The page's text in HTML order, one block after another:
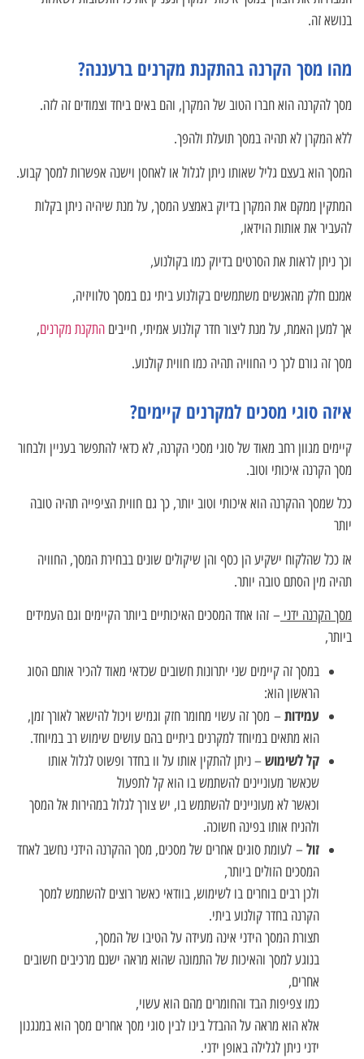
בנושא זה.
מהו מסך הקרנה בהתקנת מקרנים ברעננה?
מסך להקרנה הוא חברו הטוב של המקרן, והם באים ביחד וצמודים זה לזה.
ללא המקרן לא תהיה במסך תועלת ולהפך.
המסך הוא בעצם גליל שאותו ניתן לגלול או לאחסן וישנה אפשרות למסך קבוע.
המתקין ממקם את המקרן בדיוק באמצע המסך, על מנת שיהיה ניתן בקלות
להעביר את אותות הוידאו,
וכך ניתן לראות את הסרטים בדיוק כמו בקולנוע,
אמנם חלק מהאנשים משתמשים בקולנוע ביתי גם במסך טלוויזיה,
אך למען האמת, על מנת ליצור חדר קולנוע אמיתי, חייבים התקנת מקרנים,
מסך זה גורם לכך כי החוויה תהיה כמו חווית קולנוע.
איזה סוגי מסכים למקרנים קיימים?
קיימים מגוון רחב מאוד של סוגי מסכי הקרנה, לא כדאי להתפשר בעניין ולבחור
מסך הקרנה איכותי וטוב.
ככל שמסך ההקרנה הוא איכותי וטוב יותר, כך גם חווית הציפייה תהיה טובה
יותר
אז ככל שהלקוח ישקיע הן כסף והן שיקולים שונים בבחירת המסך, החוויה
תהיה מין הסתם טובה יותר.
מסך הקרנה ידני – זהו אחד המסכים האיכותיים ביותר הקיימים וגם העמידים
ביותר,
במסך זה קיימים שני יתרונות חשובים שכדאי מאוד להכיר אותם הסוג
הראשון הוא:
עמידות – מסך זה עשוי מחומר חזק וגמיש ויכול להישאר לאורך זמן,
הוא מתאים במיוחד למקרנים ביתיים בהם עושים שימוש רב במיוחד.
קל לשימוש – ניתן להתקין אותו על וו בחדר ופשוט לגלול אותו
שכאשר מעוניינים להשתמש בו הוא קל לתפעול
וכאשר לא מעוניינים להשתמש בו, יש צורך לגלול במהירות אל המסך
ולהניח אותו בפינה חשוכה.
זול – לעומת סוגים אחרים של מסכים, מסך ההקרנה הידני נחשב לאחד
המסכים הזולים ביותר,
ולכן רבים בוחרים בו לשימוש, בוודאי כאשר רוצים להשתמש למסך
הקרנה בחדר קולנוע ביתי.
תצורת המסך הידני אינה מעידה על הטיבו של המסך,
בנוגע למסך והאיכות של התמונה שהוא מראה ישנם מרכיבים חשובים
אחרים,
כמו צפיפות הבד והחומרים מהם הוא עשוי,
אלא הוא מראה על ההבדל בינו לבין סוגי מסך אחרים מסך הוא במנגנון
ידני ניתן לגלילה באופן ידני.